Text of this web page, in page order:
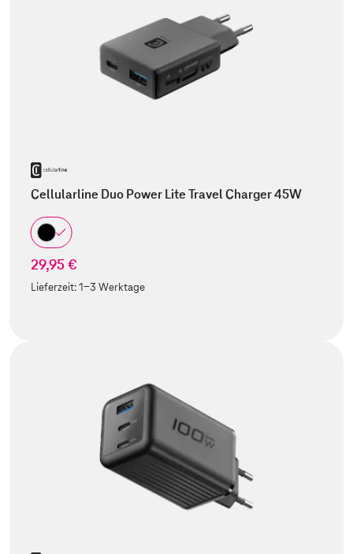
Cellularline Duo Power Lite Travel Charger 45W
29,95 €
Lieferzeit:1-3 Werktage